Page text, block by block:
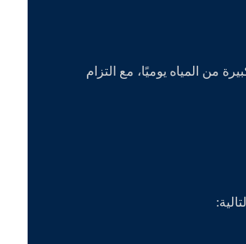
من المياه يوميًا، مع التزام